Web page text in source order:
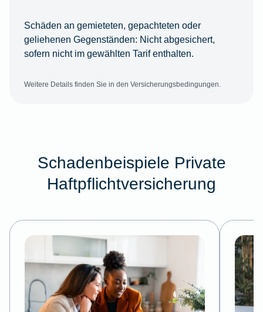
Schäden an gemieteten, gepachteten oder
geliehenen Gegenständen: Nicht abgesichert,
sofern nicht im gewählten Tarif enthalten.
Weitere Details finden Sie in den Versicherungsbedingungen.
Schadenbeispiele Private
Haftpflichtversicherung